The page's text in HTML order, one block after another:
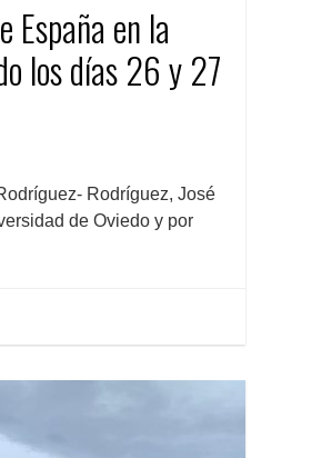
España en la
los días 26 y 27
Rodríguez, José
de Oviedo y por